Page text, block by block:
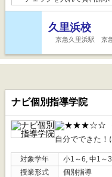
久里浜校
京急久里浜駅 京
ナビ個別指導学院
自分でできた！
対象学年
小1～6, 中1～
授業形式
個別指導